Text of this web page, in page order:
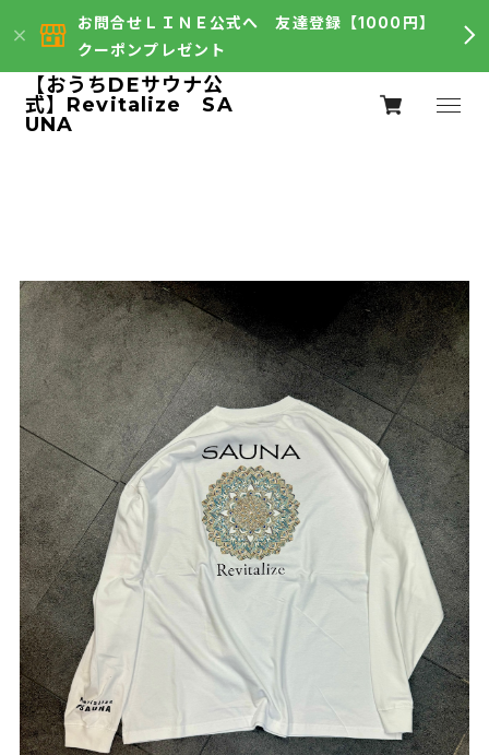
お問合せＬＩＮＥ公式へ 友達登録【1000円】
クーポンプレゼント
【おうちDEサウナ公
式】Revitalize SA
UNA